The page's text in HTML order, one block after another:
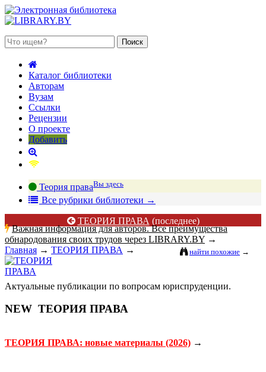
Каталог библиотеки
Авторам
Вузам
Ссылки
Рецензии
О проекте
Добавить
Теория праваВы здесь
Все рубрики библиотеки →
ТЕОРИЯ ПРАВА (последнее)
Важная информация для авторов. Все преимущества
обнародования своих трудов через LIBRARY.BY →
найти похожие →
Главная → ТЕОРИЯ ПРАВА →
Актуальные публикации по вопросам юриспруденции.
NEW ТЕОРИЯ ПРАВА
ТЕОРИЯ ПРАВА: новые материалы (2026) →